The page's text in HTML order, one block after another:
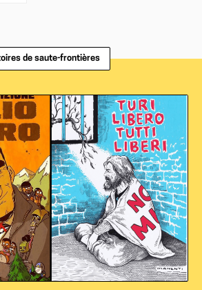
de saute-frontières